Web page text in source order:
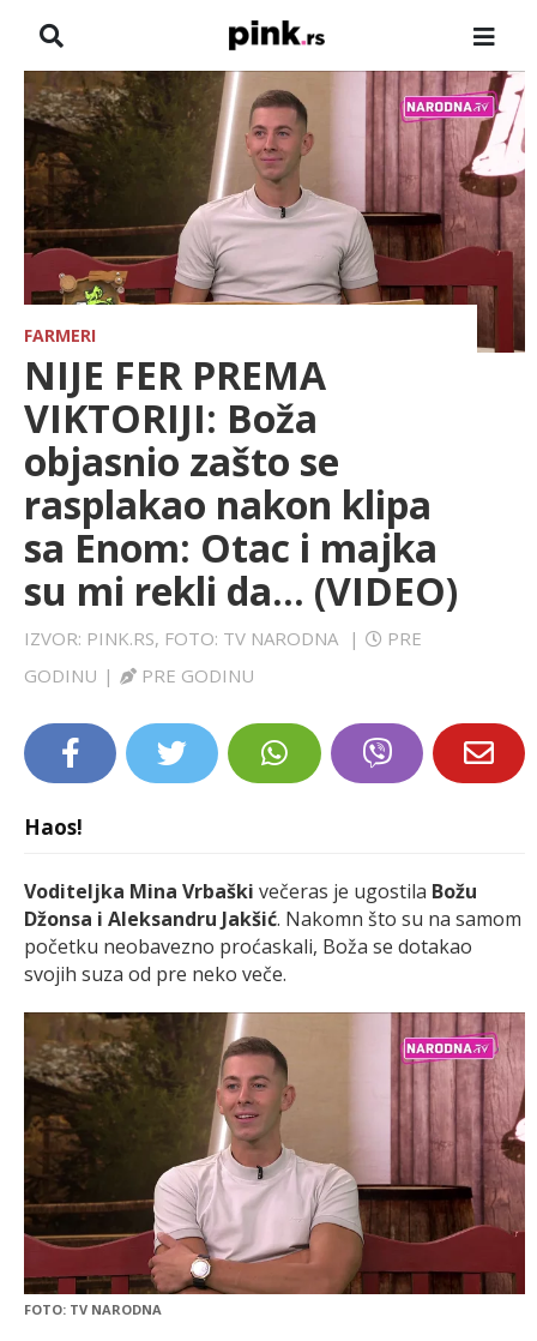
NASLOVNA
VESTI
ZADRUGA
SHOWBIZ
HRONIKA
FARMERI
TV
SPORT
LIFESTYLE
FARMERI
NIJE FER PREMA
VIKTORIJI: Boža
objasnio zašto se
rasplakao nakon klipa
sa Enom: Otac i majka
su mi rekli da... (VIDEO)
IZVOR: PINK.RS, FOTO: TV NARODNA |
PRE
GODINU | PRE GODINU
Haos!
Voditeljka Mina Vrbaški večeras je ugostila Božu
Džonsa i Aleksandru Jakšić. Nakomn što su na samom
početku neobavezno proćaskali, Boža se dotakao
svojih suza od pre neko veče.
FOTO: TV NARODNA